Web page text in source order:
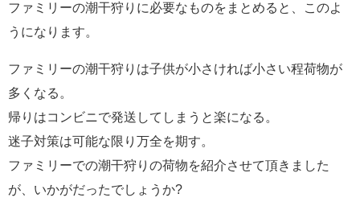
ファミリーの潮干狩りに必要なものをまとめると、このよ
うになります。
ファミリーの潮干狩りは子供が小さければ小さい程荷物が
多くなる。
帰りはコンビニで発送してしまうと楽になる。
迷子対策は可能な限り万全を期す。
ファミリーでの潮干狩りの荷物を紹介させて頂きました
が、いかがだったでしょうか?